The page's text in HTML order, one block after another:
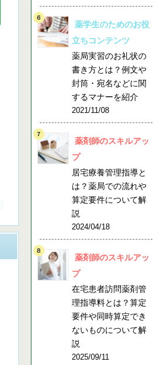
薬学生のためのお役
立ちコンテンツ
薬局実習のお礼状の
書き方とは？例文や
封筒・宛名などに関
するマナーを紹介
2021/11/08
薬剤師のスキルアッ
プ
居宅療養管理指導と
は？薬局での流れや
算定要件について解
説
2024/04/18
薬剤師のスキルアッ
プ
在宅患者訪問薬剤管
理指導料とは？算定
要件や同時算定でき
ないものについて解
説
2025/09/11